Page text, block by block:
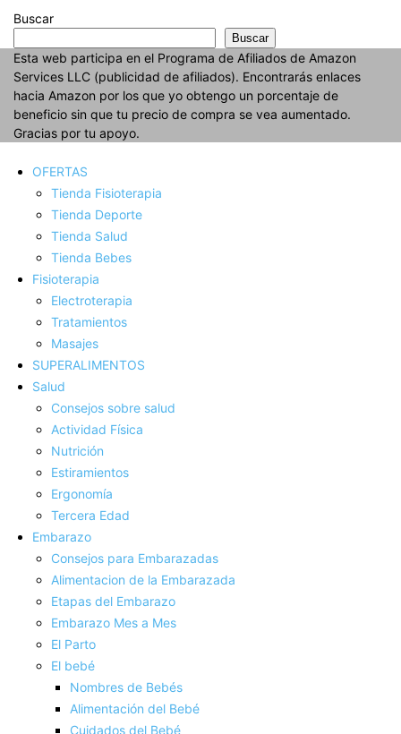
Buscar
Buscar
Esta web participa en el Programa de Afiliados de Amazon
Services LLC (publicidad de afiliados). Encontrarás enlaces
hacia Amazon por los que yo obtengo un porcentaje de
beneficio sin que tu precio de compra se vea aumentado.
Gracias por tu apoyo.
OFERTAS
Tienda Fisioterapia
Tienda Deporte
Tienda Salud
Tienda Bebes
Fisioterapia
Electroterapia
Tratamientos
Masajes
SUPERALIMENTOS
Salud
Consejos sobre salud
Actividad Fí­sica
Nutrición
Estiramientos
Ergonomí­a
Tercera Edad
Embarazo
Consejos para Embarazadas
Alimentacion de la Embarazada
Etapas del Embarazo
Embarazo Mes a Mes
El Parto
El bebé
Nombres de Bebés
Alimentación del Bebé
Cuidados del Bebé